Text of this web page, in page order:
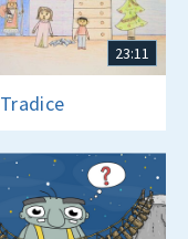
23:11
Tradice